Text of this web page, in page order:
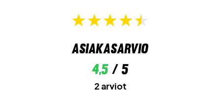
Asiakasarvio
4,5/ 5
2 arviot